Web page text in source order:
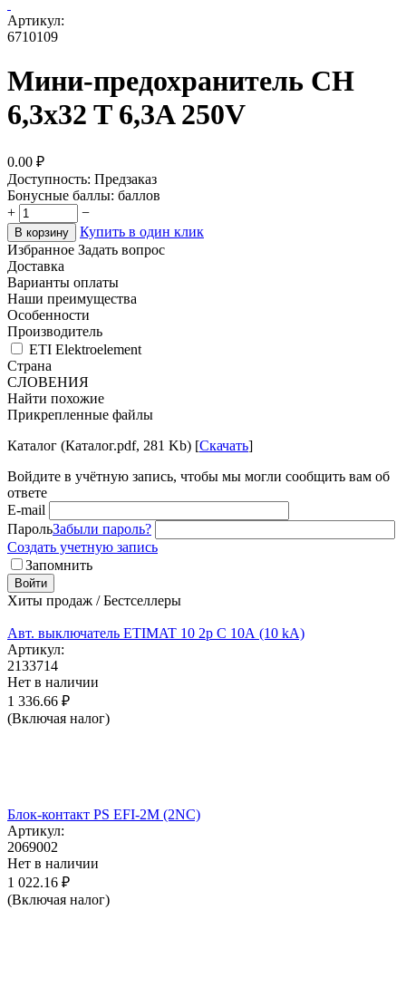
Артикул:
6710109
Мини-предохранитель CH
6,3x32 T 6,3A 250V
0.00 ₽
Доступность: Предзаказ
Бонусные баллы: баллов
+
−
В корзину
Купить в один клик
Избранное Задать вопрос
Доставка
Варианты оплаты
Наши преимущества
Особенности
Производитель
ETI Elektroelement
Страна
СЛОВЕНИЯ
Найти похожие
Прикрепленные файлы
Каталог (Каталог.pdf, 281 Kb) [Скачать]
Войдите в учётную запись, чтобы мы могли сообщить вам об
ответе
E-mail
ПарольЗабыли пароль?
Создать учетную запись
Запомнить
Войти
Хиты продаж / Бестселлеры
Авт. выключатель ETIMAT 10 2p C 10А (10 kA)
Артикул:
2133714
Нет в наличии
1 336.66 ₽
(Включая налог)
Блок-контакт PS EFI-2M (2NC)
Артикул:
2069002
Нет в наличии
1 022.16 ₽
(Включая налог)